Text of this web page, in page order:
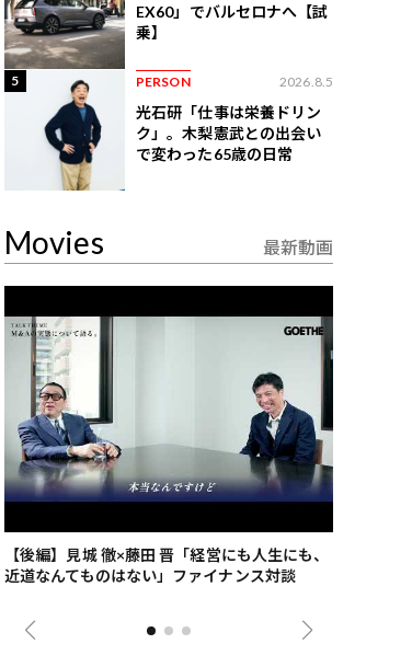
EX60」でバルセロナへ【試
乗】
5 PERSON 2026.8.5
光石研「仕事は栄養ドリン
ク」。木梨憲武との出会い
で変わった65歳の日常
Movies 最新動画
【後編】見城 徹×藤田 晋「経営にも人生にも、
近道なんてものはない」ファイナンス対談